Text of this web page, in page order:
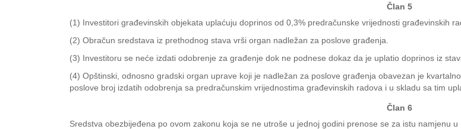
Član 5
(1) Investitori građevinskih objekata uplaćuju doprinos od 0,3% predračunske vrijednosti građevinskih
(2) Obračun sredstava iz prethodnog stava vrši organ nadležan za poslove građenja.
(3) Investitoru se neće izdati odobrenje za građenje dok ne podnese dokaz da je uplatio doprinos iz
(4) Opštinski, odnosno gradski organ uprave koji je nadležan za poslove građenja obavezan je
poslove broj izdatih odobrenja sa predračunskim vrijednostima građevinskih radova i u skladu sa tim
Član 6
Sredstva obezbijeđena po ovom zakonu koja se ne utroše u jednoj godini prenose se za istu namjenu u